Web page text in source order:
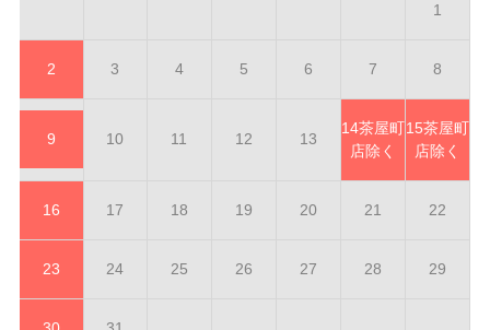
1
2 3 4 5 6 7 8
9 10 11 12 13
14茶屋町
店除く
15茶屋町
店除く
16 17 18 19 20 21 22
23 24 25 26 27 28 29